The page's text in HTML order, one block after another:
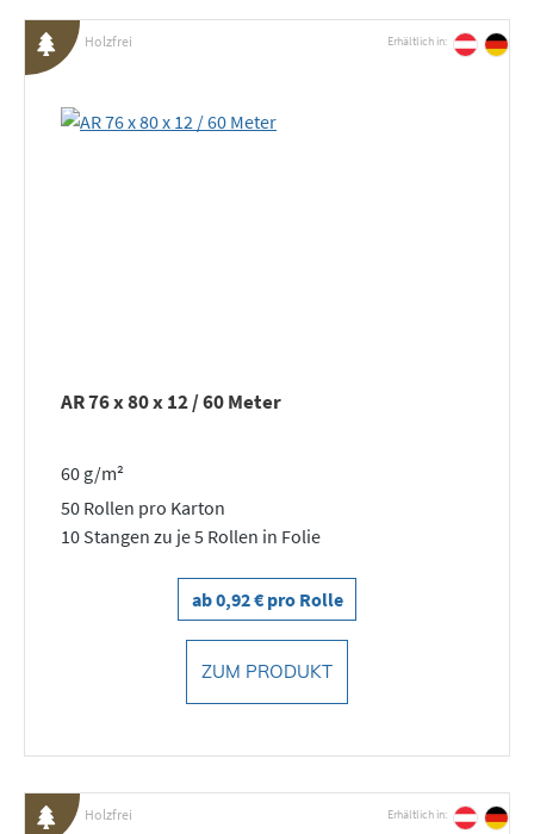
Holzfrei Erhältlich in:
AR 76 x 80 x 12 / 60 Meter
60 g/m²
50 Rollen pro Karton
10 Stangen zu je 5 Rollen in Folie
ab 0,92 € pro Rolle
ZUM PRODUKT
Holzfrei Erhältlich in: